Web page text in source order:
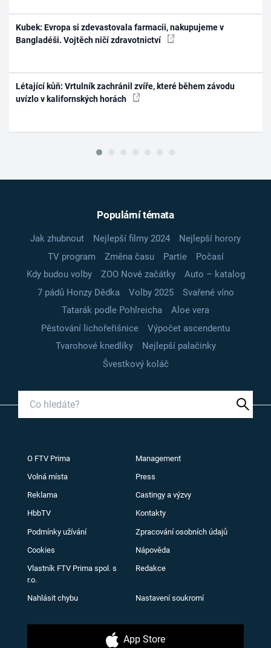
Kubek: Evropa si zdevastovala farmacii, nakupujeme v
Bangladéši. Vojtěch ničí zdravotnictví
Létající kůň: Vrtulník zachránil zvíře, které během závodu
uvízlo v kalifornských horách
Populární témata
Jak zhubnout Nejlepší filmy 2024
Nejlepší horory
TV program
Změna času Partie
Počasí
Kdy budou volby
ZOO Nové začátky
Auto – katalog
7 pádů Honzy Dědka
Volby 2025
Svařené víno
Tatarák podle Pohlreicha
Aloe vera
Pěstování lichořeřišnice
Výpočet ascendentu
Tvarohové knedlíky
Nejlepší palačinky
Švestkový koláč
O FTV Prima Management
Volná místa Press
Reklama Castingy a výzvy
HbbTV Kontakty
Podmínky užívání Zpracování osobních údajů
Cookies Nápověda
Vlastník FTV Prima spol. s
r.o.
Redakce
Nahlásit chybu Nastavení soukromí
App Store